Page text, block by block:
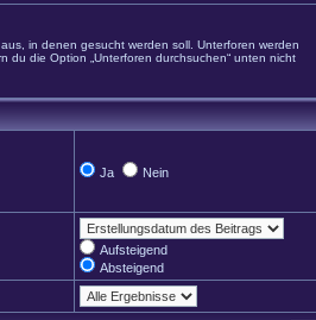
in denen gesucht werden soll. Unterforen werden
du die Option „Unterforen durchsuchen“ unten nicht
Ja Nein
Aufsteigend
Absteigend